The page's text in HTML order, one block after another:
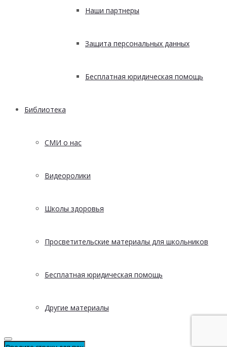
Наши партнеры
Защита персональных данных
Бесплатная юридическая помощь
Библиотека
СМИ о нас
Видеоролики
Школы здоровья
Просветительские материалы для школьников
Бесплатная юридическая помощь
Другие материалы